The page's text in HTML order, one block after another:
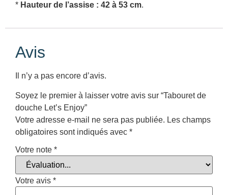
* Hauteur de l’assise : 42 à 53 cm.
Avis
Il n’y a pas encore d’avis.
Soyez le premier à laisser votre avis sur “Tabouret de
douche Let’s Enjoy”
Votre adresse e-mail ne sera pas publiée. Les champs
obligatoires sont indiqués avec *
Votre note *
Votre avis *